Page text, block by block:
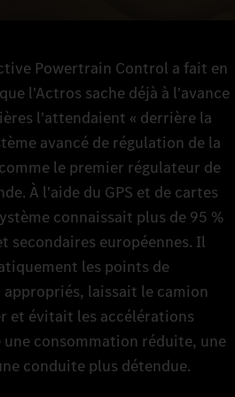
Powertrain Control a fait en
l'Actros sache déjà à l'avance
l'attendaient « derrière la
avancé de régulation de la
le premier régulateur de
À l'aide du GPS et de cartes
connaissait plus de 95 %
secondaires européennes. Il
les points de
laissait le camion
et évitait les accélérations
consommation réduite, une
conduite plus détendue.